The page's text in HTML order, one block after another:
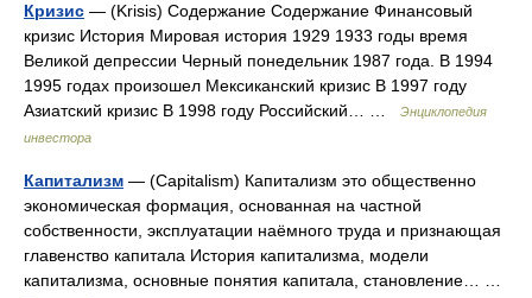
Кризис — (Krisis) Содержание Содержание Финансовый
кризис История Мировая история 1929 1933 годы время
Великой депрессии Черный понедельник 1987 года. В 1994
1995 годах произошел Мексиканский кризис В 1997 году
Азиатский кризис В 1998 году Российский… …
Энциклопедия
инвестора
Капитализм — (Capitalism) Капитализм это общественно
экономическая формация, основанная на частной
собственности, эксплуатации наёмного труда и признающая
главенство капитала История капитализма, модели
капитализма, основные понятия капитала, становление… …